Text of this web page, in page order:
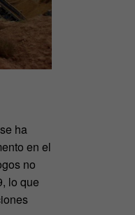
ha
en el
no
lo que